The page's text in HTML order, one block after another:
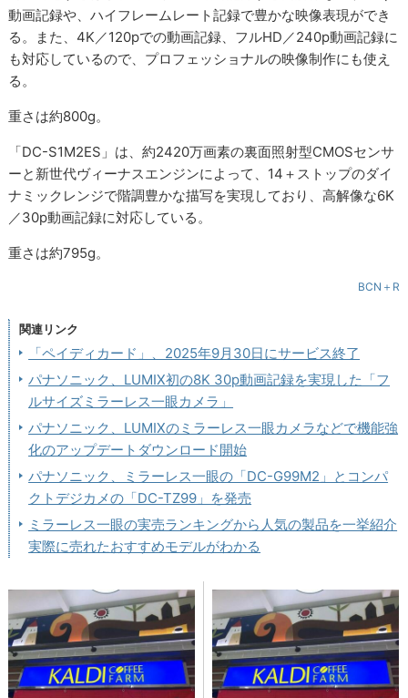
動画記録や、ハイフレームレート記録で豊かな映像表現ができ
る。また、4K／120pでの動画記録、フルHD／240p動画記録に
も対応しているので、プロフェッショナルの映像制作にも使え
る。
重さは約800g。
「DC-S1M2ES」は、約2420万画素の裏面照射型CMOSセンサ
ーと新世代ヴィーナスエンジンによって、14＋ストップのダイ
ナミックレンジで階調豊かな描写を実現しており、高解像な6K
／30p動画記録に対応している。
重さは約795g。
BCN＋R
関連リンク
「ペイディカード」、2025年9月30日にサービス終了
パナソニック、LUMIX初の8K 30p動画記録を実現した「フ
ルサイズミラーレス一眼カメラ」
パナソニック、LUMIXのミラーレス一眼カメラなどで機能強
化のアップデートダウンロード開始
パナソニック、ミラーレス一眼の「DC-G99M2」とコンパ
クトデジカメの「DC-TZ99」を発売
ミラーレス一眼の実売ランキングから人気の製品を一挙紹介
実際に売れたおすすめモデルがわかる